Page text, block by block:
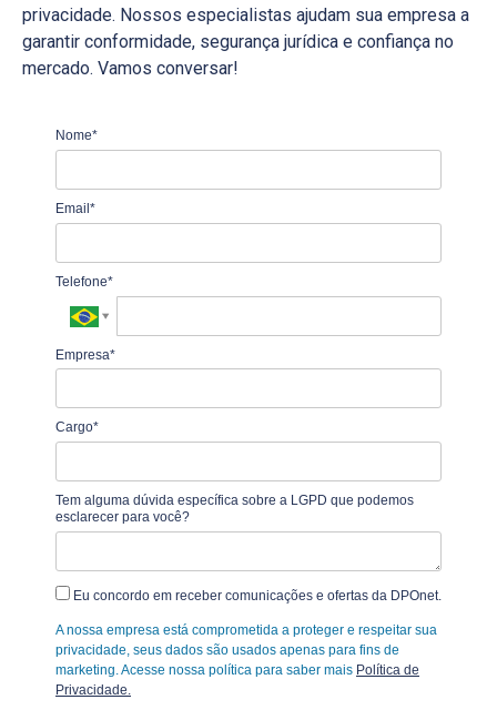
privacidade. Nossos especialistas ajudam sua empresa a
garantir conformidade, segurança jurídica e confiança no
mercado. Vamos conversar!
Nome*
Email*
Telefone*
Empresa*
Cargo*
Tem alguma dúvida específica sobre a LGPD que podemos
esclarecer para você?
Eu concordo em receber comunicações e ofertas da DPOnet.
A nossa empresa está comprometida a proteger e respeitar sua
privacidade, seus dados são usados apenas para fins de
marketing. Acesse nossa política para saber mais Política de
Privacidade.